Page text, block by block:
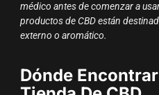
médico antes de comenzar a
productos de CBD están
externo o aromático.
Dónde